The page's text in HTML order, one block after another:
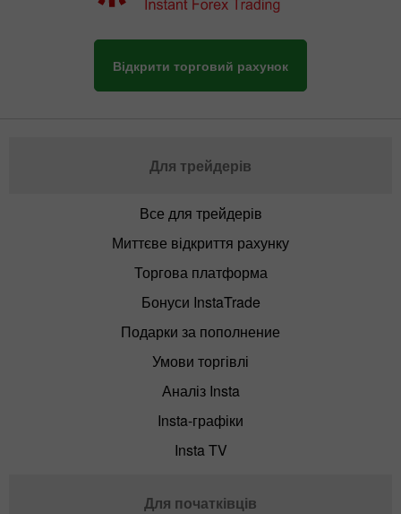
Відкрити торговий рахунок
Для трейдерів
Все для трейдерів
Миттєве відкриття рахунку
Торгова платформа
Бонуси InstaTrade
Подарки за пополнение
Умови торгівлі
Аналіз Insta
Insta-графіки
Insta TV
Для початківців